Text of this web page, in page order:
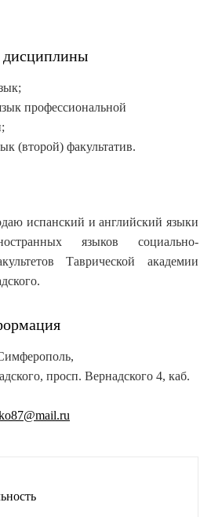
дисциплины
профессиональной
(второй) факультатив.
испанский и английский языки
языков социально-
Таврической академии
просп. Вернадского 4, каб.